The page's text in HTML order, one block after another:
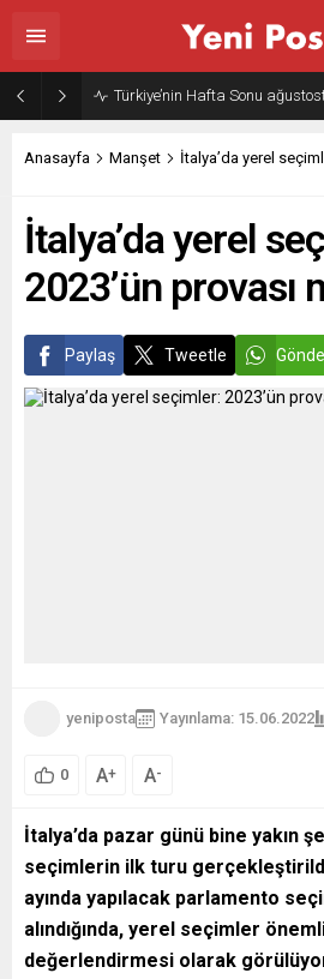
Türkiye’nin Hafta Sonu
Anasayfa Manşet İtalya’da yerel
İtalya’da yerel
2023’ün provası
Paylaş Tweetle
yeniposta Yayınlama: 15.06.2022
0 A+ A-
İtalya’da pazar günü bine yakın
seçimlerin ilk turu
ayında yapılacak parlamento
alındığında, yerel seçimler
değerlendirmesi olarak